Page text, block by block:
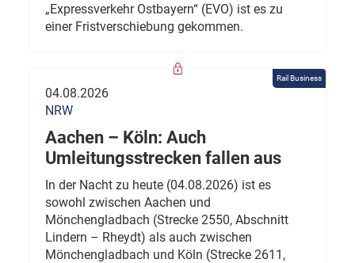
„Expressverkehr Ostbayern“ (EVO) ist es zu
einer Fristverschiebung gekommen.
Rail Business
04.08.2026
NRW
Aachen – Köln: Auch
Umleitungsstrecken fallen aus
In der Nacht zu heute (04.08.2026) ist es
sowohl zwischen Aachen und
Mönchengladbach (Strecke 2550, Abschnitt
Lindern – Rheydt) als auch zwischen
Mönchengladbach und Köln (Strecke 2611,